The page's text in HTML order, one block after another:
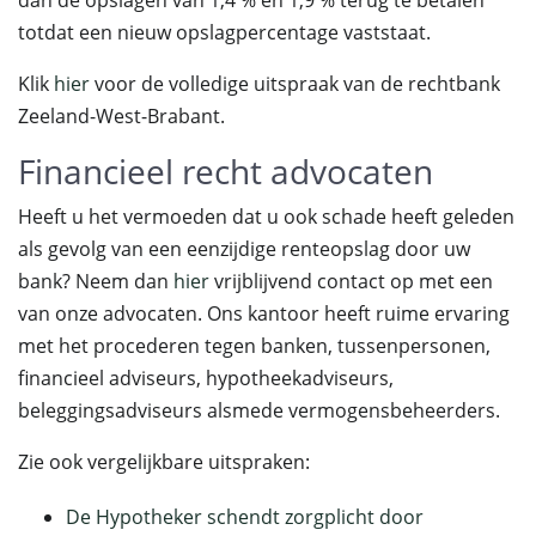
totdat een nieuw opslagpercentage vaststaat.
Klik hiervoor de volledige uitspraak van de rechtbank
Zeeland-West-Brabant.
Financieel recht advocaten
Heeft u het vermoeden dat u ook schade heeft geleden
als gevolg van een eenzijdige renteopslag door uw
bank? Neem dan hiervrijblijvend contact op met een
van onze advocaten. Ons kantoor heeft ruime ervaring
met het procederen tegen banken, tussenpersonen,
financieel adviseurs, hypotheekadviseurs,
beleggingsadviseurs alsmede vermogensbeheerders.
Zie ook vergelijkbare uitspraken:
De Hypotheker schendt zorgplicht door